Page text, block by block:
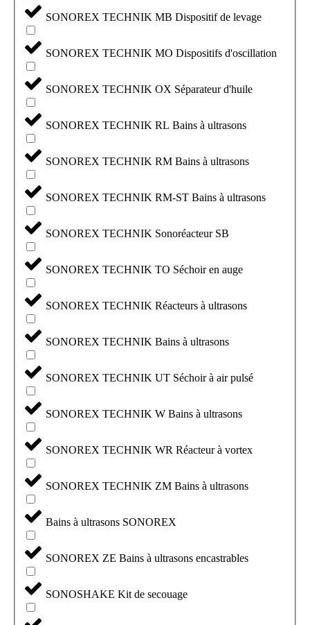
SONOREX TECHNIK MB Dispositif de levage
SONOREX TECHNIK MO Dispositifs d'oscillation
SONOREX TECHNIK OX Séparateur d'huile
SONOREX TECHNIK RL Bains à ultrasons
SONOREX TECHNIK RM Bains à ultrasons
SONOREX TECHNIK RM-ST Bains à ultrasons
SONOREX TECHNIK Sonoréacteur SB
SONOREX TECHNIK TO Séchoir en auge
SONOREX TECHNIK Réacteurs à ultrasons
SONOREX TECHNIK Bains à ultrasons
SONOREX TECHNIK UT Séchoir à air pulsé
SONOREX TECHNIK W Bains à ultrasons
SONOREX TECHNIK WR Réacteur à vortex
SONOREX TECHNIK ZM Bains à ultrasons
Bains à ultrasons SONOREX
SONOREX ZE Bains à ultrasons encastrables
SONOSHAKE Kit de secouage